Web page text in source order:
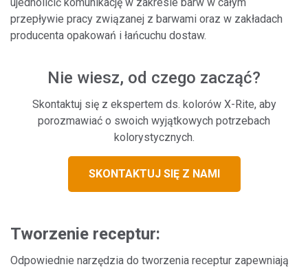
przepływie pracy związanej z barwami oraz w zakładach
producenta opakowań i łańcuchu dostaw.
Nie wiesz, od czego zacząć?
Skontaktuj się z ekspertem ds. kolorów X-Rite, aby
porozmawiać o swoich wyjątkowych potrzebach
kolorystycznych.
SKONTAKTUJ SIĘ Z NAMI
Tworzenie receptur:
Odpowiednie narzędzia do tworzenia receptur zapewniają